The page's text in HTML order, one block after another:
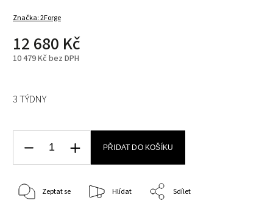
Značka:2Forge
12 680 Kč
10 479 Kč bez DPH
3 TÝDNY
PŘIDAT DO KOŠÍKU
Zeptat se Hlídat Sdílet